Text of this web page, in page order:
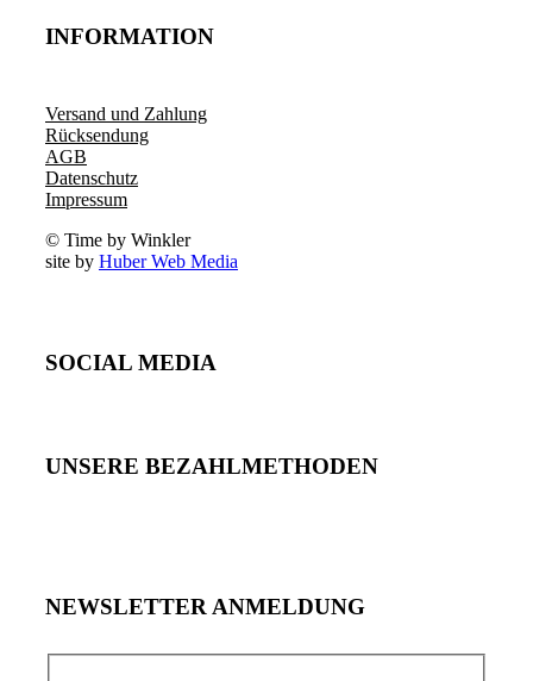
INFORMATION
Versand und Zahlung
Rücksendung
AGB
Datenschutz
Impressum
© Time by Winkler
site by Huber Web Media
SOCIAL MEDIA
UNSERE BEZAHLMETHODEN
NEWSLETTER ANMELDUNG